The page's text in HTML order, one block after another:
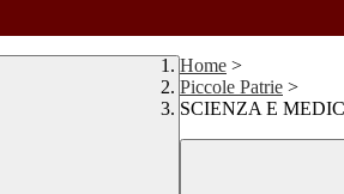
Home >
Piccole Patrie >
SCIENZA E